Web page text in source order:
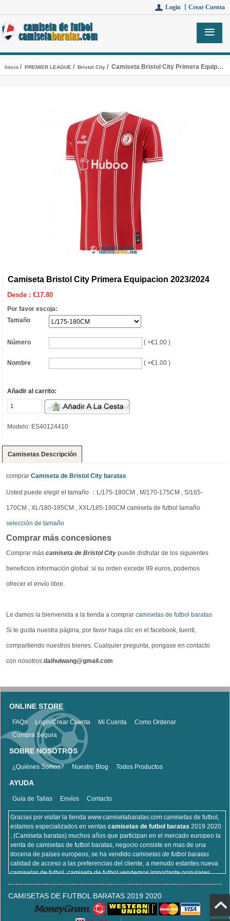
Login 丨 Crear Cuenta
Inicio/ PREMIER LEAGUE/ Bristol City/ Camiseta Bristol City Primera Equipacion 2023/2024
Camiseta Bristol City Primera Equipacion 2023/2024
Desde :€17.80
Por favor escoja:
Tamaño
Número ( +€1.00 )
Nombre ( +€1.00 )
Añadir al carrito:
Modelo: ES40124410
Camisetas Descripción
comprar Camiseta de Bristol City baratas
Usted puede elegir el tamaño ：L/175-180CM , M/170-175CM , S/165-
170CM , XL/180-185CM , XXL/185-190CM camiseta de futbol tamaño
selección de tamaño
Comprar más concesiones
Comprar más camiseta de Bristol City puede disfrutar de los siguientes
beneficios información global: si su orden excede 99 euros, podemos
ofrecer el envío libre.
Le damos la bienvenida a la tienda a comprar camisetas de futbol baratas
Si te gusta nuestra página, por favor haga clic en el facebook, tuenti,
compartiendo nuestros bienes. Cualquier pregunta, pongase en contacto
con nosotros:daihuiwang@gmail.com
ONLINE STORE
FAQs Login/Crear Cuenta Mi Cuenta
Como Ordenar
Compra Segura
SOBRE NOSOTROS
¿Quiénes Somos? Nuestro Blog Todos Productos
AYUDA
Guía de Tallas Envíos Contacto
Gracias por visitar la tienda www.camisetabaratas.com camisetas de futbol,
estamos especializados en ventas camisetas de futbol baratas 2019 2020
, (Camiseta baratas) muchos años que participan en el mercado europeo la
venta de camisetas de futbol baratas, negocio consiste en mas de una
docena de países europeos, se ha vendido camisetas de futbol baratas
calidad de acceso a las preferencias del cliente, a menudo estantes nueva
camisetas de futbol, camiseta de futbol vendemos importante populares,
sitios de la camisa de futbol que venden , cien por ciento algodón, lavable a
máquina, no desapareciendo, la calidad puede ser garantizada, puedes
estar seguro de comprar!
CAMISETAS DE FUTBOL BARATAS 2019 2020